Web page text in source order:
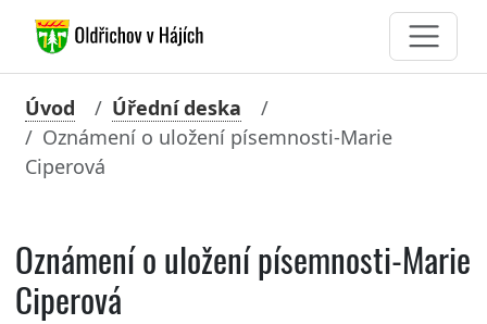
Úvod
Úřední deska
Oznámení o uložení písemnosti-Marie
Ciperová
Oznámení o uložení písemnosti-Marie
Ciperová